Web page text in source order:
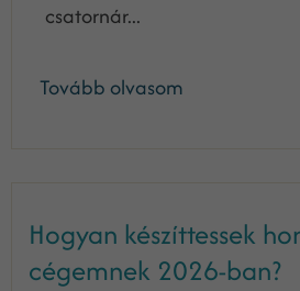
csatornár...
Tovább olvasom
Hogyan készíttessek
cégemnek 2026-ban?